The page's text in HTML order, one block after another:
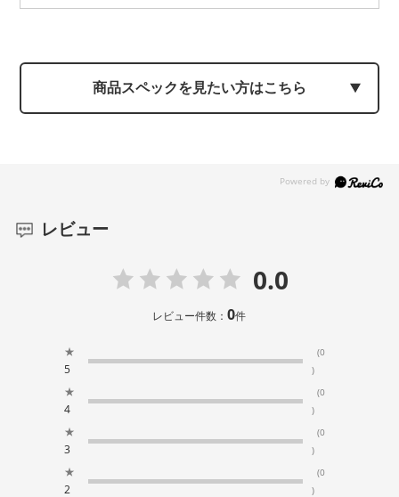
商品スペックを見たい方はこちら
レビュー
0.0
レビュー件数：0件
★
5
(0
)
★
4
(0
)
★
3
(0
)
★
2
(0
)